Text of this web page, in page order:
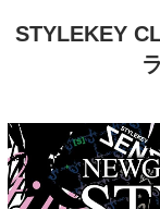
STYLEKEY